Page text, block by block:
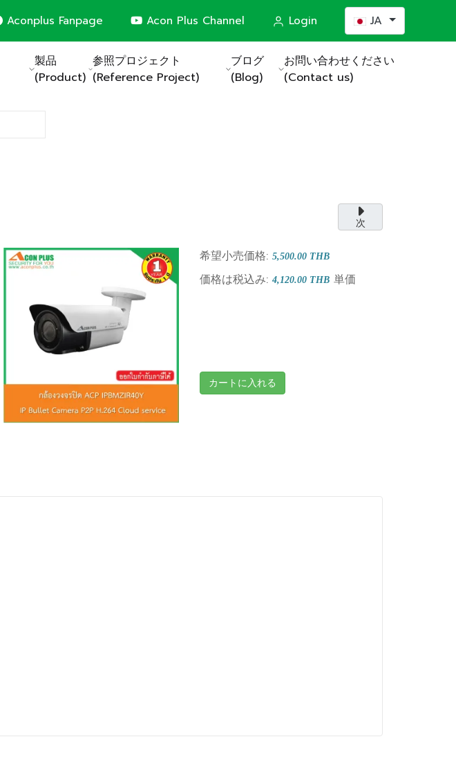
Aconplus Fanpage Acon Plus Channel Login あなたが使う言語を選
JA
製品
(Product)
参照プロジェクト
(Reference Project)
ブログ
(Blog)
お問い合わせください
(Contact us)
次
希望小売価格: 5,500.00 THB
価格は税込み: 4,120.00 THB 単価
カートに入れる